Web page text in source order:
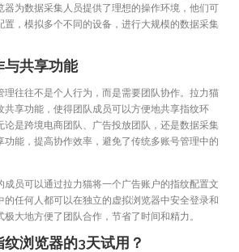
器为数据采集人员提供了理想的操作环境，他们可
置，模拟多个不同的设备，进行大规模的数据采集
与共享功能
理往往不是个人行为，而是需要团队协作。拉力猫
共享功能，使得团队成员可以方便地共享指纹环
论是跨境电商团队、广告投放团队，还是数据采集
功能，提高协作效率，避免了传统多账号管理中的
员可以通过拉力猫将一个广告账户的指纹配置文
任何人都可以在独立的虚拟浏览器中安全登录和
大地方便了团队合作，节省了时间和精力。
浏览器的3天试用？